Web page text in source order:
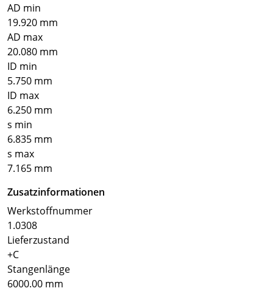
AD min
19.920 mm
AD max
20.080 mm
ID min
5.750 mm
ID max
6.250 mm
s min
6.835 mm
s max
7.165 mm
Zusatzinformationen
Werkstoffnummer
1.0308
Lieferzustand
+C
Stangenlänge
6000.00 mm